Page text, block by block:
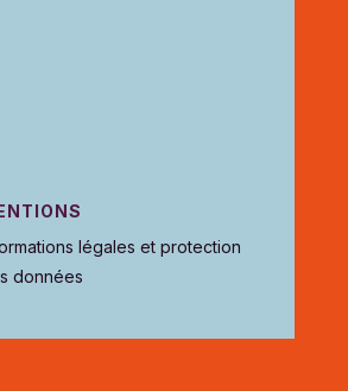
légales et protection
données